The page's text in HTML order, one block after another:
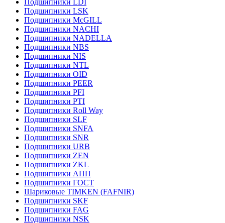
Подшипники LDI
Подшипники LSK
Подшипники McGILL
Подшипники NACHI
Подшипники NADELLA
Подшипники NBS
Подшипники NIS
Подшипники NTL
Подшипники OID
Подшипники PEER
Подшипники PFI
Подшипники PTI
Подшипники Roll Way
Подшипники SLF
Подшипники SNFA
Подшипники SNR
Подшипники URB
Подшипники ZEN
Подшипники ZKL
Подшипники АПП
Подшипники ГОСТ
Шариковые ТІMKEN (FAFNIR)
Подшипники SKF
Подшипники FAG
Подшипники NSK